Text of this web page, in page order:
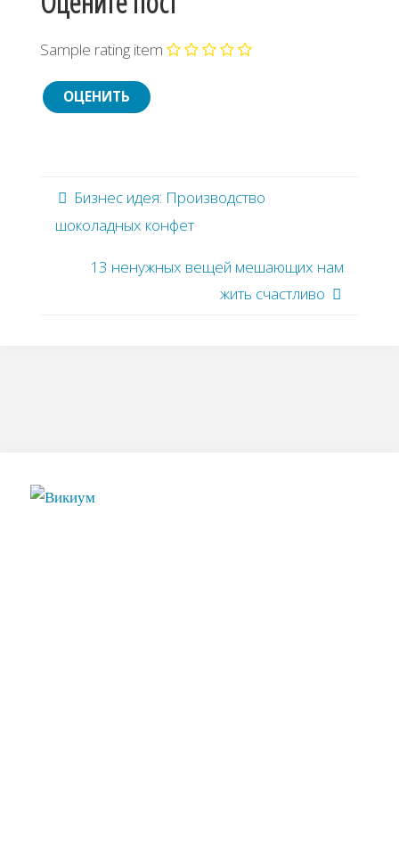
Sample rating item
Бизнес идея: Производство
шоколадных конфет
13 ненужных вещей мешающих нам
жить счастливо